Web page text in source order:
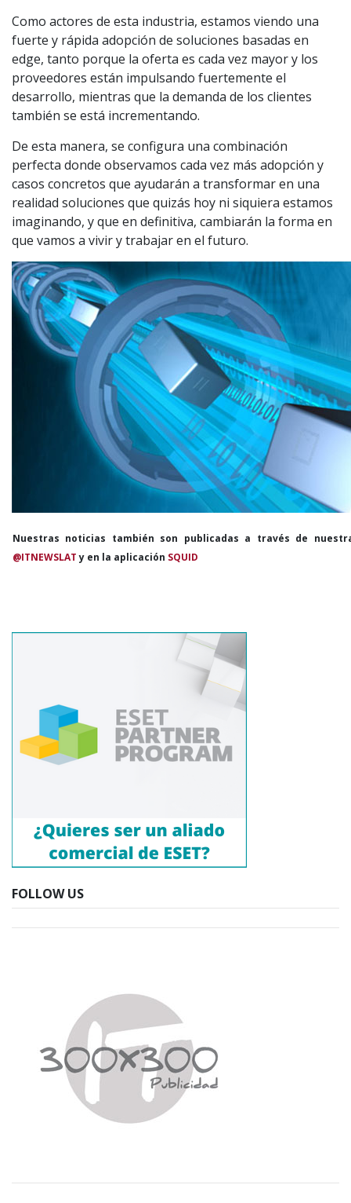
Como actores de esta industria, estamos viendo una
fuerte y rápida adopción de soluciones basadas en
edge, tanto porque la oferta es cada vez mayor y los
proveedores están impulsando fuertemente el
desarrollo, mientras que la demanda de los clientes
también se está incrementando.
De esta manera, se configura una combinación
perfecta donde observamos cada vez más adopción y
casos concretos que ayudarán a transformar en una
realidad soluciones que quizás hoy ni siquiera estamos
imaginando, y que en definitiva, cambiarán la forma en
que vamos a vivir y trabajar en el futuro.
Nuestras noticias también son publicadas a través de
@ITNEWSLATy en la aplicación SQUID
FOLLOW US